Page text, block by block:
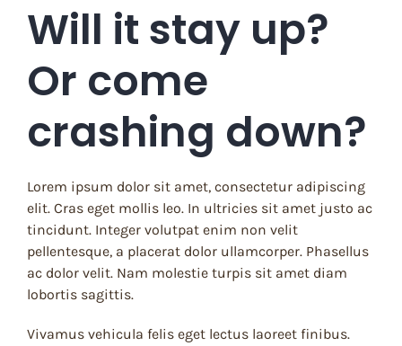
Will it stay up?
Or come
crashing down?
Lorem ipsum dolor sit amet, consectetur adipiscing
elit. Cras eget mollis leo. In ultricies sit amet justo ac
tincidunt. Integer volutpat enim non velit
pellentesque, a placerat dolor ullamcorper. Phasellus
ac dolor velit. Nam molestie turpis sit amet diam
lobortis sagittis.
Vivamus vehicula felis eget lectus laoreet finibus.